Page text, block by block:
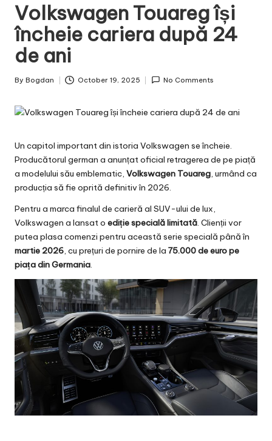
Volkswagen Touareg își
încheie cariera după 24
de ani
Posted
By Bogdan October 19, 2025 No Comments
Un capitol important din istoria Volkswagen se încheie.
Producătorul german a anunțat oficial retragerea de pe piață
a modelului său emblematic, Volkswagen Touareg, urmând ca
producția să fie oprită definitiv în 2026.
Pentru a marca finalul de carieră al SUV-ului de lux,
Volkswagen a lansat o ediție specială limitată. Clienții vor
putea plasa comenzi pentru această serie specială până în
martie 2026, cu prețuri de pornire de la 75.000 de euro pe
piața din Germania.